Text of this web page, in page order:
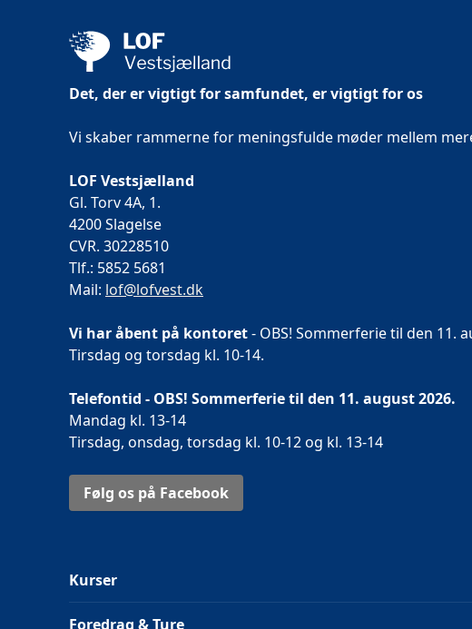
Det, der er vigtigt for samfundet, er vigtigt for os
Vi skaber rammerne for meningsfulde møder mellem
LOF Vestsjælland
Gl. Torv 4A, 1.
4200 Slagelse
CVR. 30228510
Tlf.: 5852 5681
Mail: lof@lofvest.dk
Vi har åbent på kontoret- OBS! Sommerferie til den 11.
Tirsdag og torsdag kl. 10-14.
Telefontid - OBS! Sommerferie til den 11. august 2026.
Mandag kl. 13-14
Tirsdag, onsdag, torsdag kl. 10-12 og kl. 13-14
Følg os på Facebook
Kurser
Foredrag & Ture